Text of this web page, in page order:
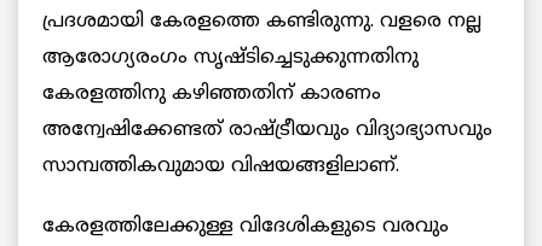
പ്രദശമായി കേരളത്തെ കണ്ടിരുന്നു. വളരെ നല്ല
ആരോഗ്യരംഗം സൃഷ്ടിച്ചെടുക്കുന്നതിനു
കേരളത്തിനു കഴിഞ്ഞതിന് കാരണം
അന്വേഷിക്കേണ്ടത് രാഷ്ട്രീയവും വിദ്യാഭ്യാസവും
സാമ്പത്തികവുമായ വിഷയങ്ങളിലാണ്.
കേരളത്തിലേക്കുള്ള വിദേശികളുടെ വരവും